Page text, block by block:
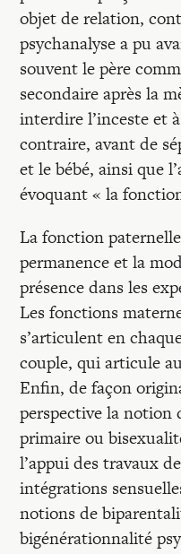
objet de relation,
psychanalyse a pu
souvent le père
secondaire après la
interdire l’inceste et
contraire, avant de
et le bébé, ainsi que
évoquant « la
La fonction
permanence et la
présence dans les
Les fonctions
s’articulent en
couple, qui articule
Enfin, de façon
perspective la notion
primaire ou
l’appui des travaux
intégrations
notions de
bigénérationnalité